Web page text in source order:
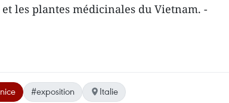
les plantes médicinales du Vietnam. -
#exposition Italie